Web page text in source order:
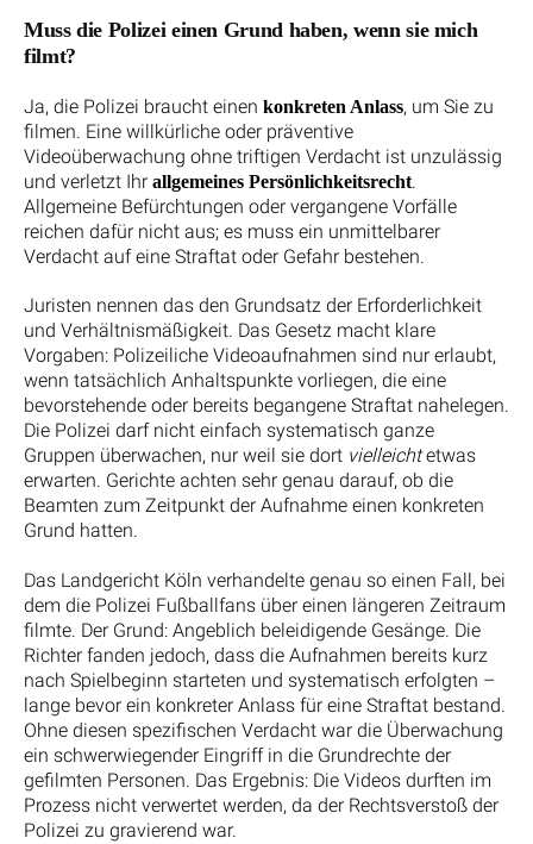
Muss die Polizei einen Grund haben, wenn sie mich
filmt?
Ja, die Polizei braucht einen konkreten Anlass, um Sie zu
filmen. Eine willkürliche oder präventive
Videoüberwachung ohne triftigen Verdacht ist unzulässig
und verletzt Ihr allgemeines Persönlichkeitsrecht.
Allgemeine Befürchtungen oder vergangene Vorfälle
reichen dafür nicht aus; es muss ein unmittelbarer
Verdacht auf eine Straftat oder Gefahr bestehen.
Juristen nennen das den Grundsatz der Erforderlichkeit
und Verhältnismäßigkeit. Das Gesetz macht klare
Vorgaben: Polizeiliche Videoaufnahmen sind nur erlaubt,
wenn tatsächlich Anhaltspunkte vorliegen, die eine
bevorstehende oder bereits begangene Straftat nahelegen.
Die Polizei darf nicht einfach systematisch ganze
Gruppen überwachen, nur weil sie dort vielleichtetwas
erwarten. Gerichte achten sehr genau darauf, ob die
Beamten zum Zeitpunkt der Aufnahme einen konkreten
Grund hatten.
Das Landgericht Köln verhandelte genau so einen Fall, bei
dem die Polizei Fußballfans über einen längeren Zeitraum
filmte. Der Grund: Angeblich beleidigende Gesänge. Die
Richter fanden jedoch, dass die Aufnahmen bereits kurz
nach Spielbeginn starteten und systematisch erfolgten –
lange bevor ein konkreter Anlass für eine Straftat bestand.
Ohne diesen spezifischen Verdacht war die Überwachung
ein schwerwiegender Eingriff in die Grundrechte der
gefilmten Personen. Das Ergebnis: Die Videos durften im
Prozess nicht verwertet werden, da der Rechtsverstoß der
Polizei zu gravierend war.